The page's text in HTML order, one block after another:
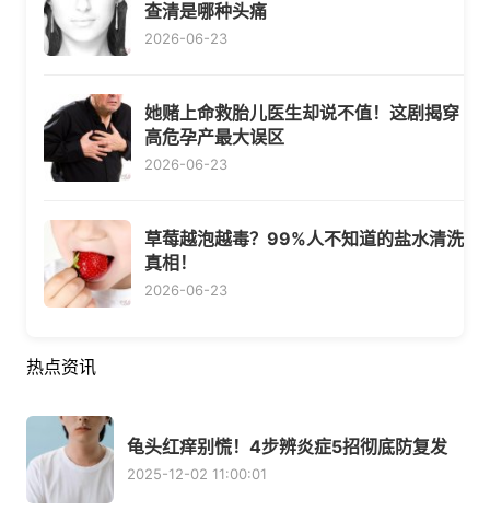
查清是哪种头痛
2026-06-23
她赌上命救胎儿医生却说不值！这剧揭穿
高危孕产最大误区
2026-06-23
草莓越泡越毒？99%人不知道的盐水清洗
真相！
2026-06-23
热点资讯
龟头红痒别慌！4步辨炎症5招彻底防复发
2025-12-02 11:00:01